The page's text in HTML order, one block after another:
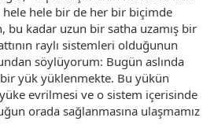
hele bir de her bir biçimde
kadar uzun bir satha uzamış bir
raylı sistemleri olduğunun
söylüyorum: Bugün aslında
yük yüklenmekte. Bu yükün
evrilmesi ve o sistem içerisinde
orada sağlanmasına ulaşmamız